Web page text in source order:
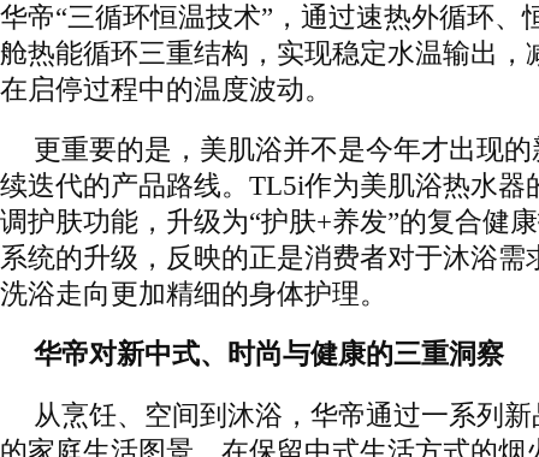
华帝“三循环恒温技术”，通过速热外循环、
舱热能循环三重结构，实现稳定水温输出，
在启停过程中的温度波动。
更重要的是，美肌浴并不是今年才出现
续迭代的产品路线。TL5i作为美肌浴热水器
调护肤功能，升级为“护肤+养发”的复合健
系统的升级，反映的正是消费者对于沐浴
洗浴走向更加精细的身体护理。
华帝对新中式、时尚与健康的三重洞察
从烹饪、空间到沐浴，华帝通过一系列